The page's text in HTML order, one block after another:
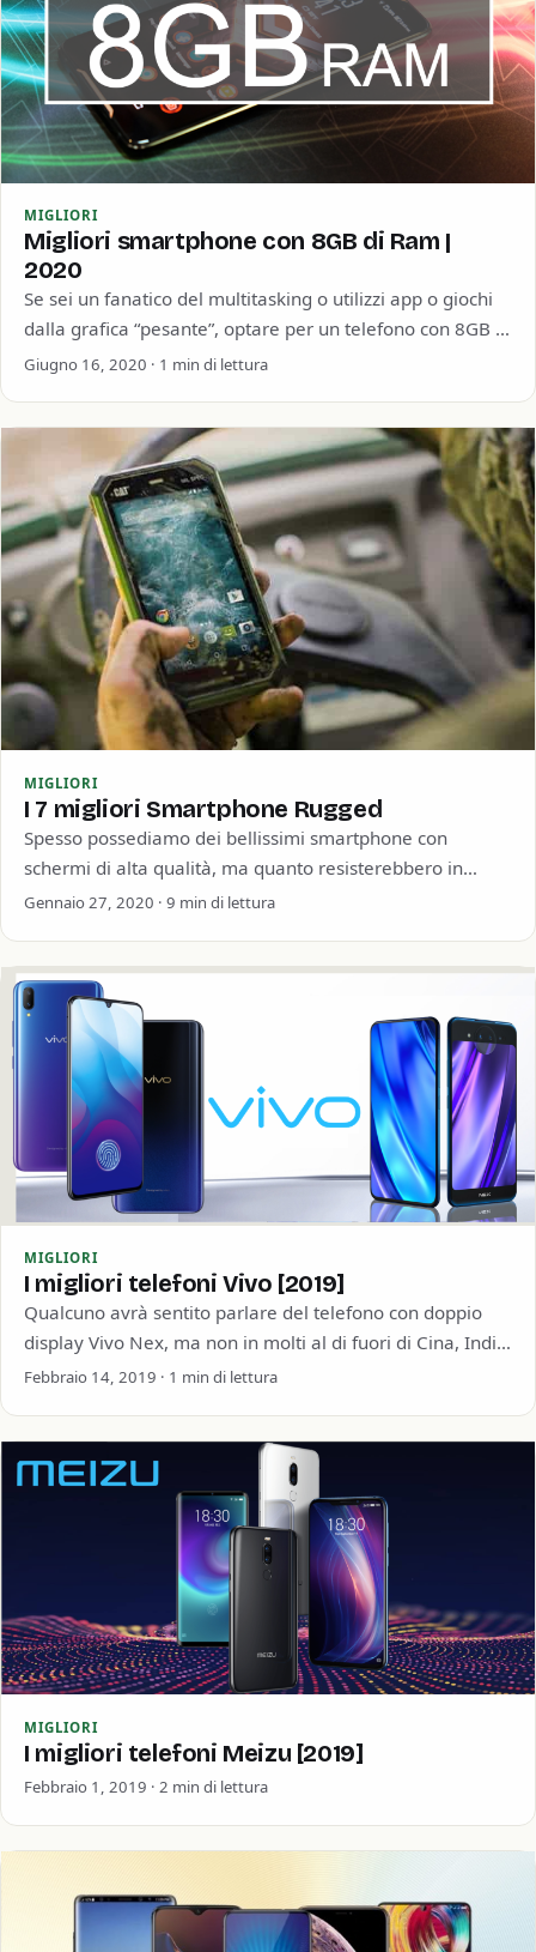
MIGLIORI
Migliori smartphone con 8GB di Ram |
2020
Se sei un fanatico del multitasking o utilizzi app o giochi
dalla grafica “pesante”, optare per un telefono con 8GB di
RAM…
Giugno 16, 2020 · 1 min di lettura
MIGLIORI
I 7 migliori Smartphone Rugged
Spesso possediamo dei bellissimi smartphone con
schermi di alta qualità, ma quanto resisterebbero in
campagna, in montagna o in un ambiente di…
Gennaio 27, 2020 · 9 min di lettura
MIGLIORI
I migliori telefoni Vivo [2019]
Qualcuno avrà sentito parlare del telefono con doppio
display Vivo Nex, ma non in molti al di fuori di Cina, India
e Sud-Est…
Febbraio 14, 2019 · 1 min di lettura
MIGLIORI
I migliori telefoni Meizu [2019]
Febbraio 1, 2019 · 2 min di lettura